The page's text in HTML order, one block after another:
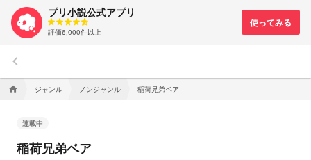
プリ小説公式アプリ
評価6,000件以上
keyboard_arrow_left
home ジャンル ノンジャンル 稲荷兄弟ベア
連載中
稲荷兄弟ベア